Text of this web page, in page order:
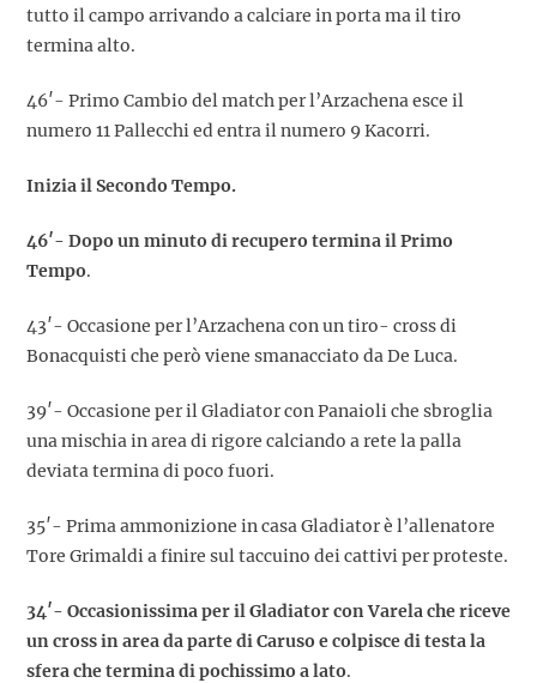
tutto il campo arrivando a calciare in porta ma il tiro
termina alto.
46′- Primo Cambio del match per l’Arzachena esce il
numero 11 Pallecchi ed entra il numero 9 Kacorri.
Inizia il Secondo Tempo.
46′- Dopo un minuto di recupero termina il Primo
Tempo.
43′- Occasione per l’Arzachena con un tiro- cross di
Bonacquisti che però viene smanacciato da De Luca.
39′- Occasione per il Gladiator con Panaioli che sbroglia
una mischia in area di rigore calciando a rete la palla
deviata termina di poco fuori.
35′- Prima ammonizione in casa Gladiator è l’allenatore
Tore Grimaldi a finire sul taccuino dei cattivi per proteste.
34′- Occasionissima per il Gladiator con Varela che riceve
un cross in area da parte di Caruso e colpisce di testa la
sfera che termina di pochissimo a lato.